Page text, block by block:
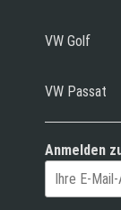
VW Golf
VW Passat
Anmelden